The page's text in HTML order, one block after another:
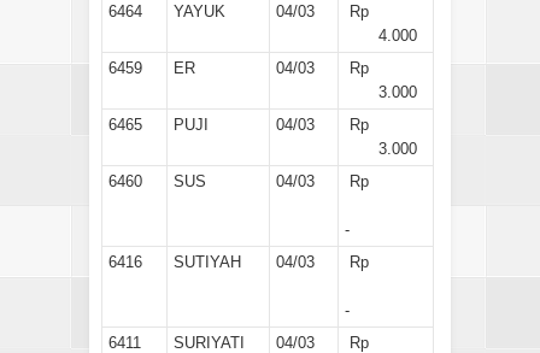
6464
YAYUK 04/03
Rp
4.000
6459
ER 04/03
Rp
3.000
6465
PUJI 04/03
Rp
3.000
6460
SUS 04/03 Rp
-
6416
SUTIYAH 04/03 Rp
-
6411
SURIYATI 04/03
Rp